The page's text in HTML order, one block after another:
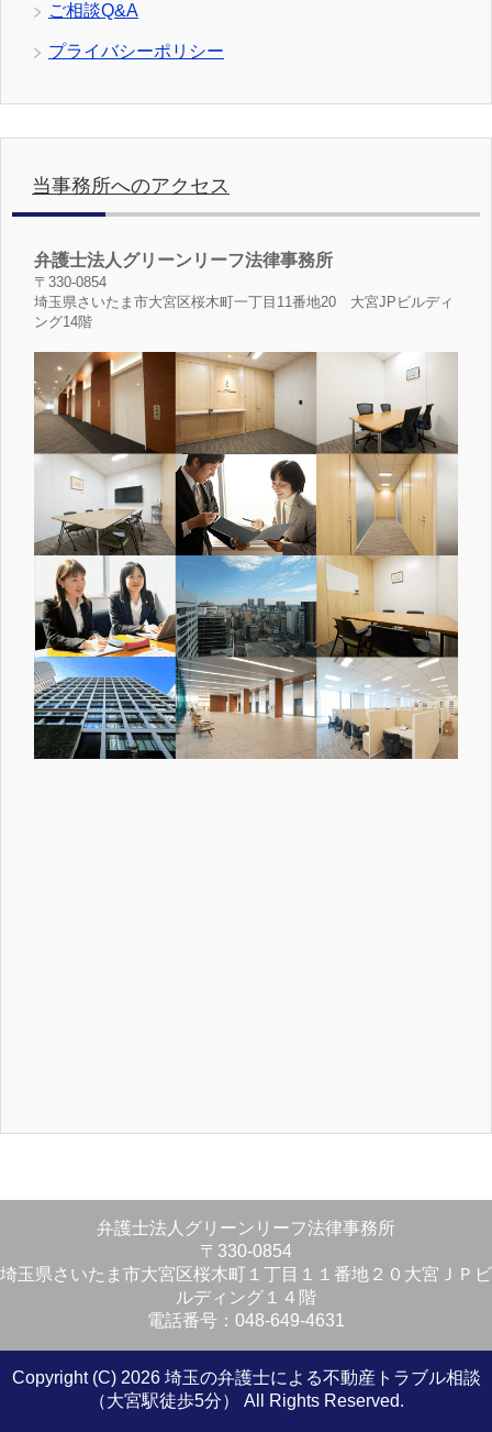
ご相談Q&A
プライバシーポリシー
当事務所へのアクセス
弁護士法人グリーンリーフ法律事務所
〒330-0854
埼玉県さいたま市大宮区桜木町一丁目11番地20 大宮JPビルディ
ング14階
弁護士法人グリーンリーフ法律事務所
〒330-0854
埼玉県さいたま市大宮区桜木町１丁目１１番地２０大宮ＪＰビ
ルディング１４階
電話番号：048-649-4631
Copyright (C) 2026 埼玉の弁護士による不動産トラブル相談
（大宮駅徒歩5分） All Rights Reserved.